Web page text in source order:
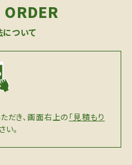
ついて
だき、画面右上の 「見積もり
い。